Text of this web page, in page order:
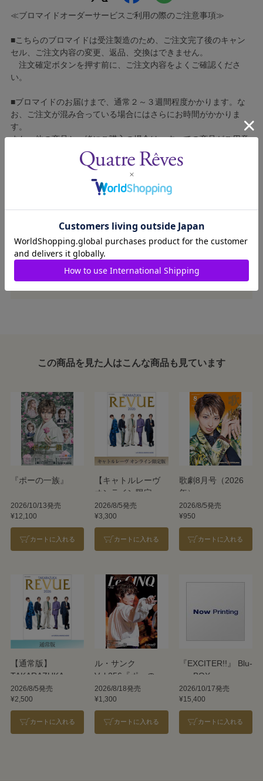
≪ブロマイドオーダーサービスご利用の際のご注意事項≫
■こちらのブロマイドは受注製造のため、ご注文完了後のキャン
セル、ご注文内容の変更、返品、交換はできません。
注文確定ボタンを押す前に、ご注文内容をよくご確認くださ
い。
■ブロマイドのお届けまで、通常２～３週間程度かかります。な
お、ご注文が混み合っている場合にはさらにお時間がかかりま
す。
また、他の商品と一緒にご購入の場合は、すべての商品がご用意
でき次第の出荷となります。あらかじめご了承ください。
■コンビニ決済をご利用の場合はご入金確認後の製造となりま
■ブロマイドの個包装はしておりません。
■ブロマイドに不良がございましたら、良品と交換いたしますの
で、お手数ですが弊社カスタマーセンターへご連絡ください。
この商品を見た人はこんな商品も見ています
『ポーの一族』
2026/10/13発売
¥12,100
カートに入れる
【キャトルレーヴ
オンライン限定
版】TAKARAZUKA
REVUE 2026
2026/8/5発売
¥3,300
カートに入れる
歌劇8月号（2026
年）
2026/8/5発売
¥950
カートに入れる
【通常版】
TAKARAZUKA
REVUE 2026
2026/8/5発売
¥2,500
カートに入れる
ル・サンク
Vol.256『ポーの一
族』＜雪組＞
2026/8/18発売
¥1,300
カートに入れる
『EXCITER!!』 Blu-
ray BOX
2026/10/17発売
¥15,400
カートに入れる